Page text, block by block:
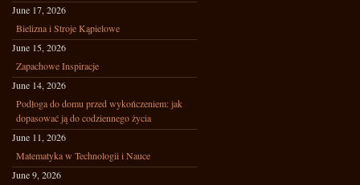
June 17, 2026
Bielizna i Stroje Kąpielowe
June 15, 2026
Zapachowe Inspiracje
June 14, 2026
Podłoga do domu przed wykończeniem: jak
dopasować ją do codziennego życia
June 11, 2026
Matematyka w Technologii i Nauce
June 9, 2026